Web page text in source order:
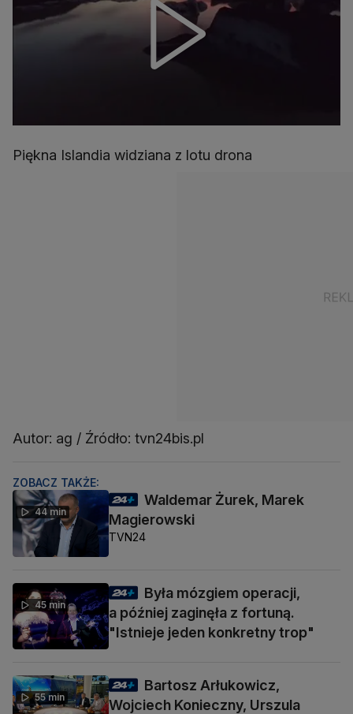
Piękna Islandia widziana z lotu drona
Autor: ag / Źródło: tvn24bis.pl
ZOBACZ TAKŻE:
44 min
Waldemar Żurek, Marek
Magierowski
TVN24
45 min
Była mózgiem operacji,
a później zaginęła z fortuną.
"Istnieje jeden konkretny trop"
55 min
Bartosz Arłukowicz,
Wojciech Konieczny, Urszula